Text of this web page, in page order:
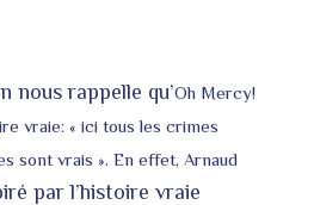
nous rappelle qu’Oh Mercy!
vraie: « ici tous les crimes
sont vrais ». En effet, Arnaud
par l’histoire vraie